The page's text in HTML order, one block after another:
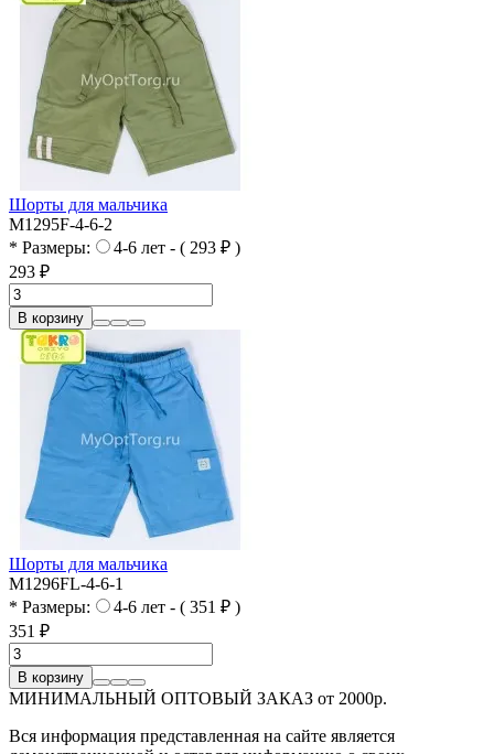
Шорты для мальчика
M1295F-4-6-2
* Размеры:
4-6 лет - ( 293 ₽ )
293 ₽
В корзину
Шорты для мальчика
M1296FL-4-6-1
* Размеры:
4-6 лет - ( 351 ₽ )
351 ₽
В корзину
МИНИМАЛЬНЫЙ ОПТОВЫЙ ЗАКАЗ от 2000р.
Вся информация представленная на сайте является